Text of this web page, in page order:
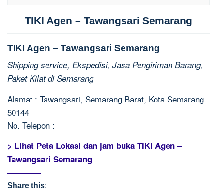
TIKI Agen – Tawangsari Semarang
TIKI Agen – Tawangsari Semarang
Shipping service, Ekspedisi, Jasa Pengiriman Barang,
Paket Kilat di Semarang
Alamat : Tawangsari, Semarang Barat, Kota Semarang
50144
No. Telepon :
> Lihat Peta Lokasi dan jam buka TIKI Agen –
Tawangsari Semarang
Share this: